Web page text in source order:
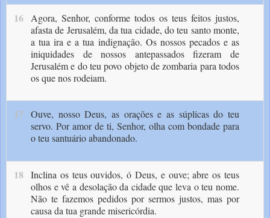
16
Agora, Se­nhor, conforme todos os teus feitos justos,
afasta de Jerusalém, da tua cidade, do teu santo monte,
a tua ira e a tua indignação. Os nossos pecados e as
iniquidades de nossos antepassados fizeram de
Jerusalém e do teu povo objeto de zombaria para todos
os que nos rodeiam.
17
Ouve, nosso Deus, as orações e as súplicas do teu
servo. Por amor de ti, Senhor, olha com bondade para
o teu santuário abando­nado.
18 Inclina os teus ouvidos, ó Deus, e ouve; abre os teus
olhos e vê a desolação da cidade que leva o teu nome.
Não te fazemos pedidos por sermos justos, mas por
causa da tua grande misericórdia.